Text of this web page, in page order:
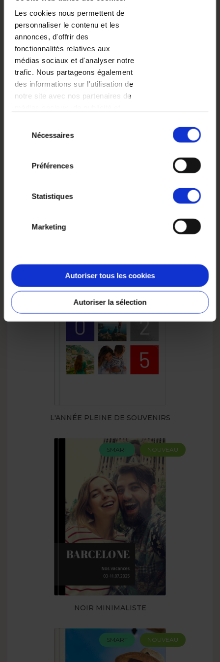
Les cookies nous permettent de
personnaliser le contenu et les
annonces, d'offrir des
fonctionnalités relatives aux
médias sociaux et d'analyser notre
trafic. Nous partageons également
des informations sur l'utilisation de
notre site avec nos partenaires de
celles-ci avec d'autres informations
utilisation de leurs services.
Nécessaires
Préférences
Statistiques
Marketing
Autoriser tous les cookies
Autoriser la sélection
DES VACANCES DANS UN STYLE MINIMALISTE
- GRÈCE
DES VACANCES DANS UN STYLE MINIMALISTE
L'ANNÉE PLEINE DE SOUVENIRS
NOIR MINIMALISTE
SMART NOUVEAU
SMART NOUVEAU